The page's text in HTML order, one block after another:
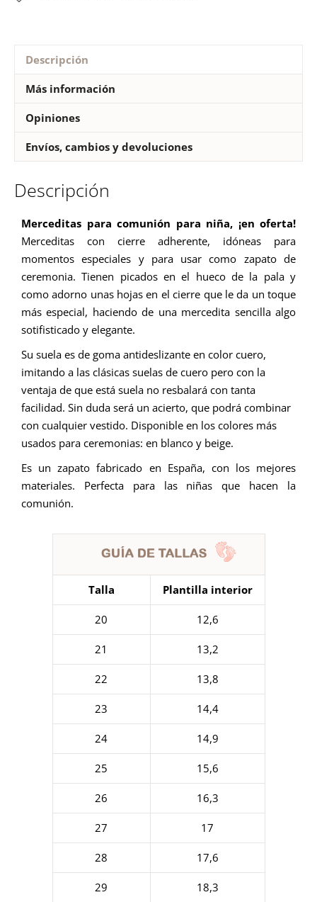
Descripción
Más información
Opiniones
Envíos, cambios y devoluciones
Descripción
Merceditas para comunión para niña, ¡en oferta!
Merceditas con cierre adherente, idóneas para
momentos especiales y para usar como zapato de
ceremonia. Tienen picados en el hueco de la pala y
como adorno unas hojas en el cierre que le da un toque
más especial, haciendo de una mercedita sencilla algo
sotifisticado y elegante.
Su suela es de goma antideslizante en color cuero,
imitando a las clásicas suelas de cuero pero con la
ventaja de que está suela no resbalará con tanta
facilidad. Sin duda será un acierto, que podrá combinar
con cualquier vestido. Disponible en los colores más
usados para ceremonias: en blanco y beige.
Es un zapato fabricado en España, con los mejores
materiales. Perfecta para las niñas que hacen la
comunión.
Talla Plantilla interior
20 12,6
21 13,2
22 13,8
23 14,4
24 14,9
25 15,6
26 16,3
27 17
28 17,6
29 18,3